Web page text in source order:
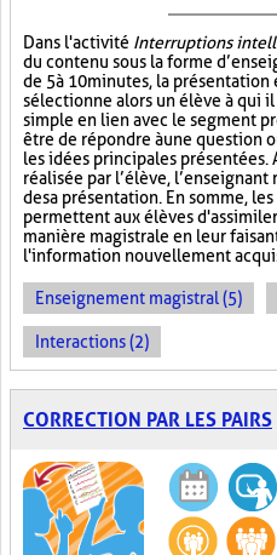
Dans l'activité Interruptions
du contenu sous la forme
de 5 à 10 minutes, la
sélectionne alors un élève à qui
simple en lien avec le segment
être de répondre à une question
les idées principales
réalisée par l’élève, l’enseignant
de sa présentation. En somme, les
permettent aux élèves
manière magistrale en leur
l'information nouvellement
Enseignement magistral (5)
Interactions (2)
CORRECTION PAR LES PAIRS